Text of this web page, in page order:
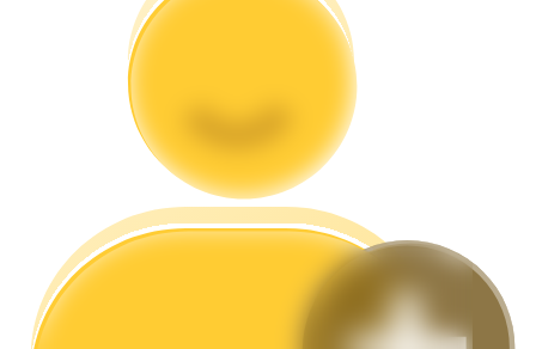
Chiến lược giao dịch
Học cách duy trì lợi nhuận